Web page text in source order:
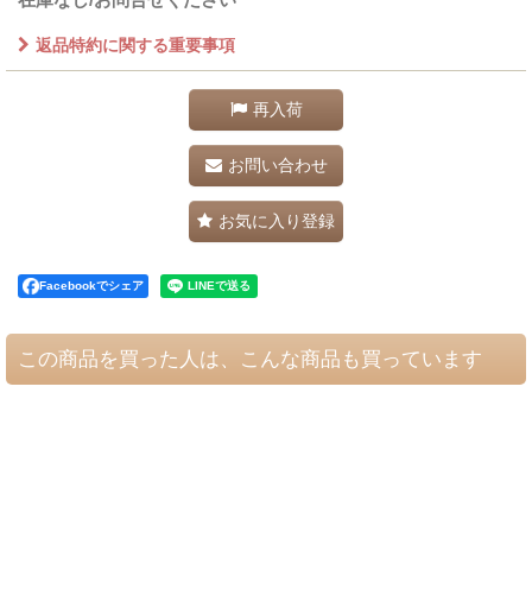
返品特約に関する重要事項
再入荷
お問い合わせ
お気に入り登録
Facebookでシェア
この商品を買った人は、こんな商品も買っています